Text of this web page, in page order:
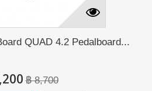
QUAD 4.2 Pedalboard...
฿ 8,700